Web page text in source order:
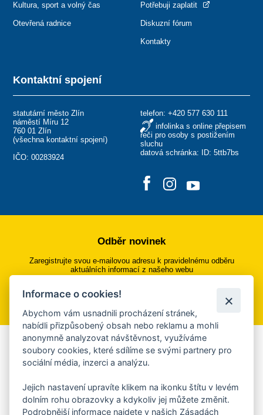
Kontaktní spojení
statutární město Zlín
náměstí Míru 12
760 01 Zlín
(všechna kontaktní spojení)
IČO: 00283924
telefon: +420 577 630 111
infolinka s online přepisem
řeči pro osoby s postižením
sluchu
datová schránka: ID: 5ttb7bs
Kultura, sport a volný čas
Otevřená radnice
Potřebuji zaplatit
Diskuzní fórum
Kontakty
Odběr novinek
Zaregistrujte svou e-mailovou adresu k pravidelnému odběru
aktuálních informací z našeho webu
Přihlásit se k odběru
Aplikace Mobilní rozhlas
Chcete dostávat do svého mobilu či mailu upozornění na
ankety, pozvánky na kulturní a sportovní akce?
Více informací o aplikaci
Informace o cookies!
Abychom vám usnadnili procházení stránek,
nabídli přizpůsobený obsah nebo reklamu a mohli
anonymně analyzovat návštěvnost, využíváme
soubory cookies, které sdílíme se svými partnery pro
sociální média, inzerci a analýzu.
Jejich nastavení upravíte klikem na ikonku štítu v levém
dolním rohu obrazovky a kdykoliv jej můžete změnit.
Podrobnější informace najdete v našich Zásadách